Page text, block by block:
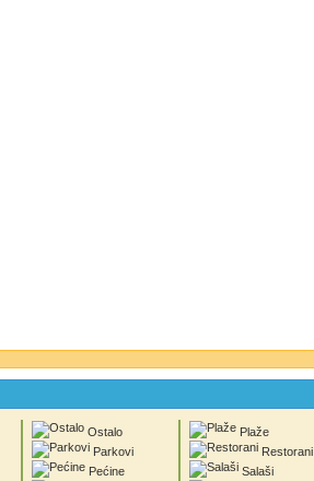
Ostalo
Parkovi
Pećine
Plaže
Restorani
Salaši